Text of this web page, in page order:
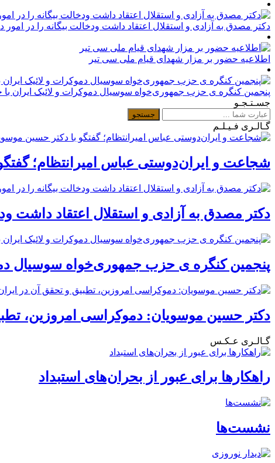
دکتر مصدق به آزادی و استقلال اعتقاد داشت ودخالت بیگانه را در امور
اطلاعیه حضور بر مزار شهدای قیام ملی سی تیر
پنجمین کنگره ی حزب جمهوری‌خواه سوسیال دموکرات و لائیک ایران
جسـتـجـو
گـالـری فـیـلـم
شجاعت و ایران‌دوستی عباس امیرانتظام؛
دکتر مصدق به آزادی و استقلال اعتقاد داشت
پنجمین کنگره ی حزب جمهوری‌خواه سوسیال
دکتر حسین موسویان: دموکراسی امروزین،
گـالـری عـکـس
راهکارها برای عبور از بحران‌های استبداد
نشست‌ها